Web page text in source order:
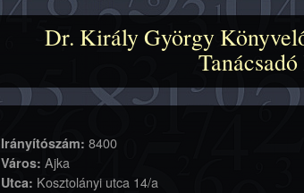
Dr. Király György
Irányítószám: 8400
Város: Ajka
Utca: Kosztolányi utca 14/a